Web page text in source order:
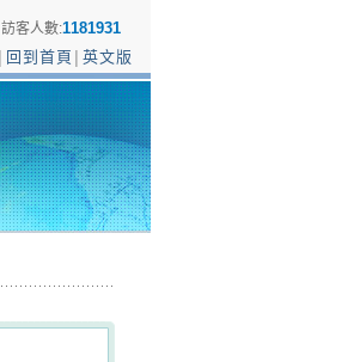
訪客人數:1181931
回到首頁 英文版